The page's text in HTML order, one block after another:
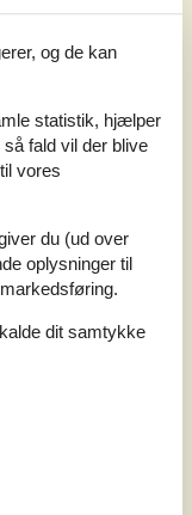
juli 2025
Komfort:
Regentage sehr
laden zum
og de kan
statistik, hjælper
fald vil der blive
vores
du (ud over
oplysninger til
dit samtykke